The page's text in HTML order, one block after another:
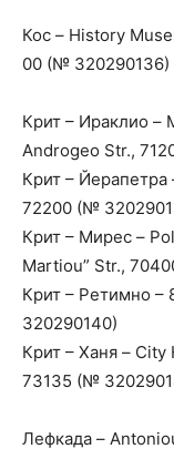
Кос – History
00 (№ 320290136)
Крит – Ираклио –
Androgeo Str.,
Крит – Йерапетра
72200 (№
Крит – Мирес –
Martiou” Str.,
Крит – Ретимно –
320290140)
Крит – Ханя – City
73135 (№
Лефкада –